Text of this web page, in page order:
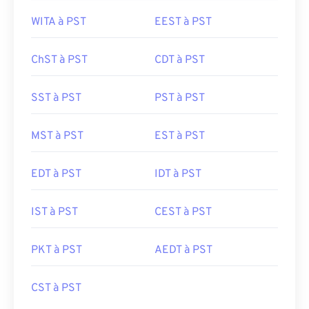
WITA à PST EEST à PST
ChST à PST CDT à PST
SST à PST PST à PST
MST à PST EST à PST
EDT à PST IDT à PST
IST à PST CEST à PST
PKT à PST AEDT à PST
CST à PST